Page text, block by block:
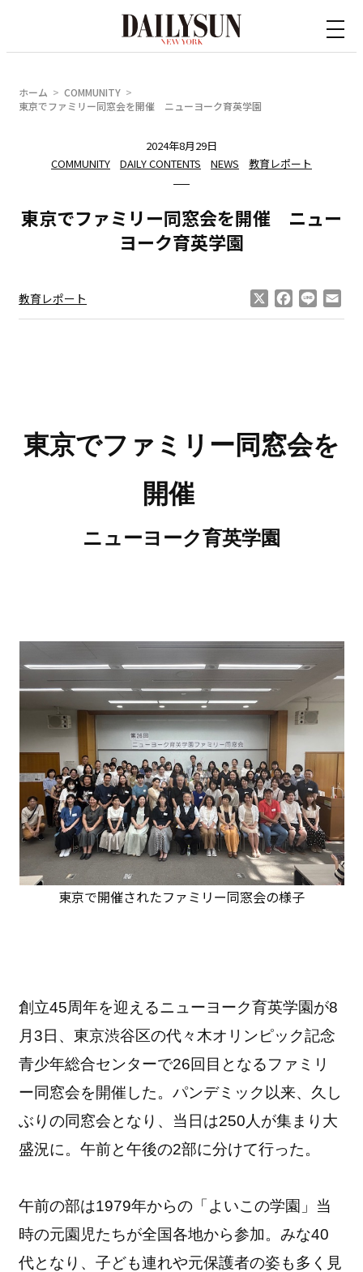
ホーム
COMMUNITY
東京でファミリー同窓会を開催 ニューヨーク育英学園
2024年8月29日
COMMUNITY
DAILY CONTENTS NEWS 教育レポート
東京でファミリー同窓会を開催 ニュー
ヨーク育英学園
教育レポート Facebook
Line
東京でファミリー同窓会を
開催
ニューヨーク育英学園
東京で開催されたファミリー同窓会の様子
創立45周年を迎えるニューヨーク育英学園が8
月3日、東京渋谷区の代々木オリンピック記念
青少年総合センターで26回目となるファミリ
ー同窓会を開催した。パンデミック以来、久し
ぶりの同窓会となり、当日は250人が集まり大
盛況に。午前と午後の2部に分けて行った。
午前の部は1979年からの「よいこの学園」当
時の元園児たちが全国各地から参加。みな40
代となり、子ども連れや元保護者の姿も多く見